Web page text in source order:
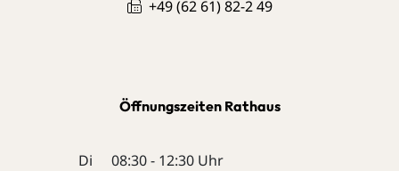
+49 (62 61) 82-2 49
Öffnungszeiten Rathaus
Di
08:30 - 12:30 Uhr